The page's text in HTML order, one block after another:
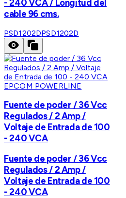
- 240 VCA / Longitud del
cable 96 cms.
PSD1202DPSD1202D
EPCOM POWERLINE
Fuente de poder / 36 Vcc
Regulados / 2 Amp /
Voltaje de Entrada de 100
- 240 VCA
Fuente de poder / 36 Vcc
Regulados / 2 Amp /
Voltaje de Entrada de 100
- 240 VCA